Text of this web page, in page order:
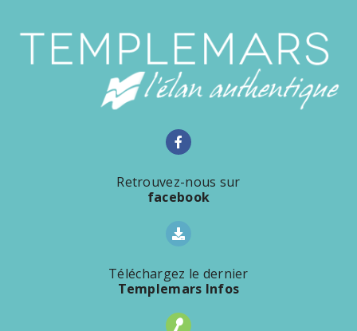
Retrouvez-nous sur
facebook
Téléchargez le dernier
Templemars Infos